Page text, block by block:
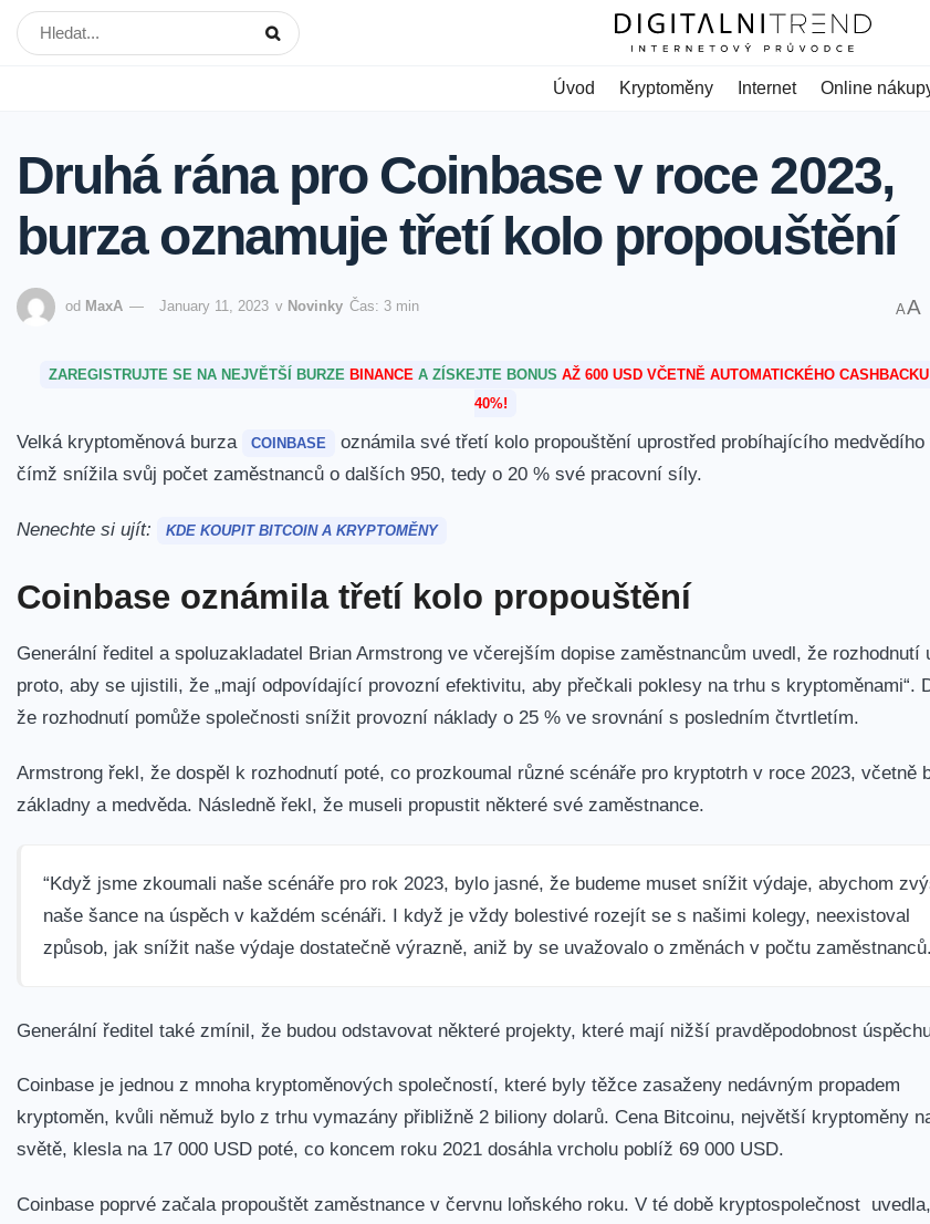
Úvod Kryptoměny Internet Online
Druhá rána pro Coinbase v roce 2023,
burza oznamuje třetí kolo propouštění
od MaxA January 11, 2023 v Novinky Čas: 3 min AA
ZAREGISTRUJTE SE NA NEJVĚTŠÍ BURZE BINANCEA ZÍSKEJTE BONUS AŽ 600 USD VČETNĚ AUTOMATICKÉHO
40%!
Velká kryptoměnová burza COINBASE
oznámila své třetí kolo propouštění uprostřed probíhajícího medvědího
čímž snížila svůj počet zaměstnanců o dalších 950, tedy o 20 % své pracovní síly.
Nenechte si ujít: KDE KOUPIT BITCOIN A KRYPTOMĚNY
Coinbase oznámila třetí kolo propouštění
Generální ředitel a spoluzakladatel Brian Armstrong ve včerejším dopise zaměstnancům uvedl, že rozhodnutí
proto, aby se ujistili, že „mají odpovídající provozní efektivitu, aby přečkali poklesy na trhu s kryptoměnami“.
že rozhodnutí pomůže společnosti snížit provozní náklady o 25 % ve srovnání s posledním čtvrtletím.
Armstrong řekl, že dospěl k rozhodnutí poté, co prozkoumal různé scénáře pro kryptotrh v roce 2023, včetně
základny a medvěda. Následně řekl, že museli propustit některé své zaměstnance.
“Když jsme zkoumali naše scénáře pro rok 2023, bylo jasné, že budeme muset snížit výdaje, abychom
naše šance na úspěch v každém scénáři. I když je vždy bolestivé rozejít se s našimi kolegy, neexistoval
způsob, jak snížit naše výdaje dostatečně výrazně, aniž by se uvažovalo o změnách v počtu
Generální ředitel také zmínil, že budou odstavovat některé projekty, které mají nižší pravděpodobnost
Coinbase je jednou z mnoha kryptoměnových společností, které byly těžce zasaženy nedávným propadem
kryptoměn, kvůli němuž bylo z trhu vymazány přibližně 2 biliony dolarů. Cena Bitcoinu, největší kryptoměny
světě, klesla na 17 000 USD poté, co koncem roku 2021 dosáhla vrcholu poblíž 69 000 USD.
Coinbase poprvé začala propouštět zaměstnance v červnu loňského roku. V té době kryptospolečnost